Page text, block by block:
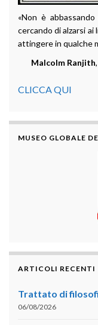
«Non è
cercando di alzarsi
attingere in qualche
Malcolm Ranjith
CLICCA QUI
MUSEO GLOBALE
ARTICOLI RECENTI
Trattato di
06/08/2026